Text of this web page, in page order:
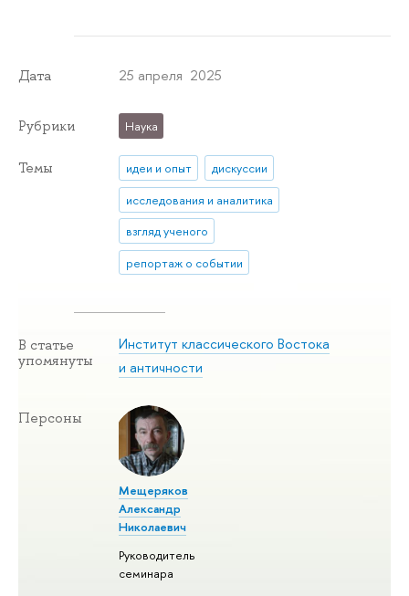
Дата 25 апреля 2025
Рубрики Наука
Темы идеи и опыт
дискуссии
исследования и аналитика
взгляд ученого
репортаж о событии
В статье
упомянуты
Институт классического Востока
и античности
Персоны
Мещеряков
Александр
Николаевич
Руководитель
семинара